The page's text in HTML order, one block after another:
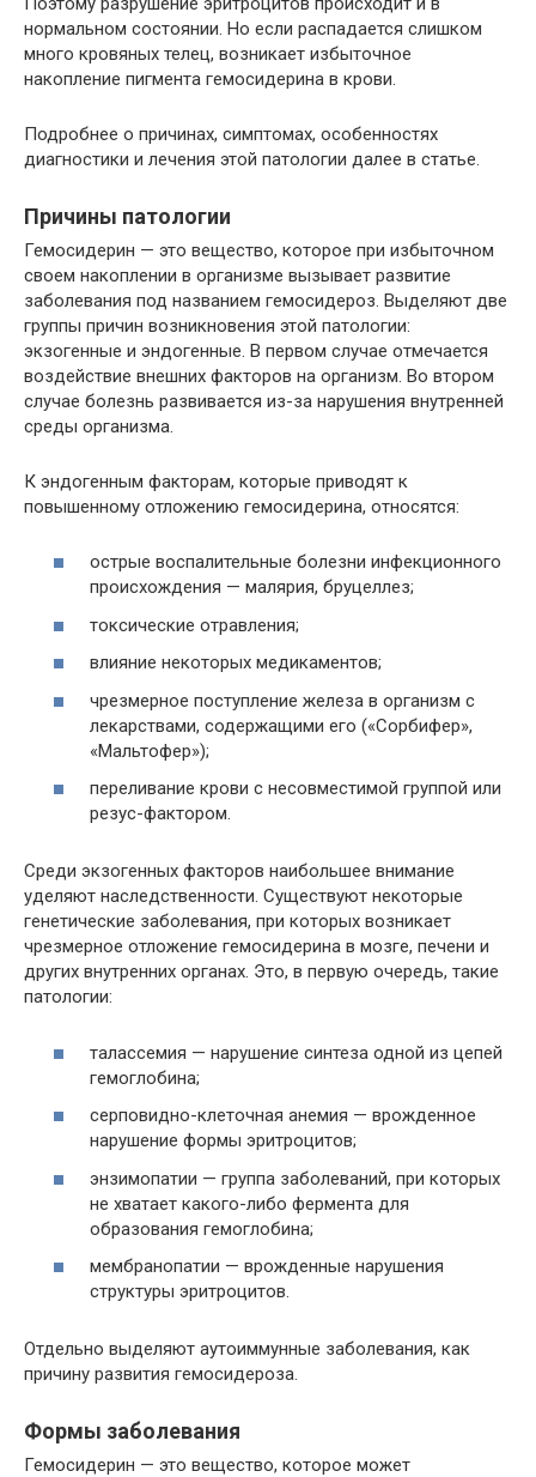
нормальном состоянии. Но если распадается слишком
много кровяных телец, возникает избыточное
накопление пигмента гемосидерина в крови.
Подробнее о причинах, симптомах, особенностях
диагностики и лечения этой патологии далее в статье.
Причины патологии
Гемосидерин — это вещество, которое при избыточном
своем накоплении в организме вызывает развитие
заболевания под названием гемосидероз. Выделяют две
группы причин возникновения этой патологии:
экзогенные и эндогенные. В первом случае отмечается
воздействие внешних факторов на организм. Во втором
случае болезнь развивается из-за нарушения внутренней
среды организма.
К эндогенным факторам, которые приводят к
повышенному отложению гемосидерина, относятся:
острые воспалительные болезни инфекционного
происхождения — малярия, бруцеллез;
токсические отравления;
влияние некоторых медикаментов;
чрезмерное поступление железа в организм с
лекарствами, содержащими его («Сорбифер»,
«Мальтофер»);
переливание крови с несовместимой группой или
резус-фактором.
Среди экзогенных факторов наибольшее внимание
уделяют наследственности. Существуют некоторые
генетические заболевания, при которых возникает
чрезмерное отложение гемосидерина в мозге, печени и
других внутренних органах. Это, в первую очередь, такие
патологии:
талассемия — нарушение синтеза одной из цепей
гемоглобина;
серповидно-клеточная анемия — врожденное
нарушение формы эритроцитов;
энзимопатии — группа заболеваний, при которых
не хватает какого-либо фермента для
образования гемоглобина;
мембранопатии — врожденные нарушения
структуры эритроцитов.
Отдельно выделяют аутоиммунные заболевания, как
причину развития гемосидероза.
Формы заболевания
Гемосидерин — это вещество, которое может